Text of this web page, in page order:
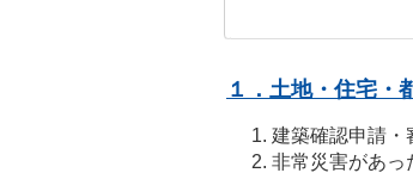
１．土地・住宅・
建築確認申請・
非常災害があっ